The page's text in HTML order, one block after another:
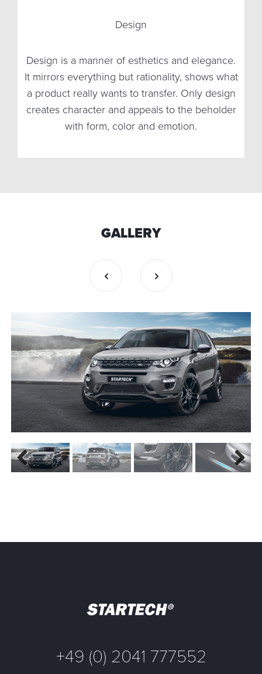
Design
Design is a manner of esthetics and elegance.
It mirrors everything but rationality, shows what
a product really wants to transfer. Only design
creates character and appeals to the beholder
with form, color and emotion.
Every product has its function. There are often
complex technical processes, which fulfill a
task. Only when the demanded result is
attained reliably and with apparent ease,
function works.
The border between luxury and normality is
always defined by quality. Only with
uncompromising workmanship of functionality
and design this border can be stepped.
GALLERY
+49 (0) 2041 777552